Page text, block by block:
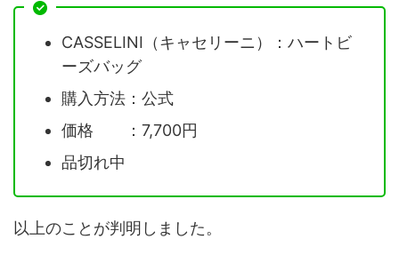
CASSELINI（キャセリーニ）：ハートビ
ーズバッグ
購入方法：公式
価格 ：7,700円
品切れ中
以上のことが判明しました。